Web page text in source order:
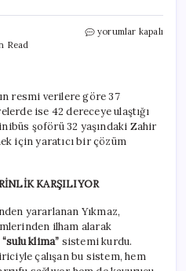
Read
Kan
oluyor:
Minibüste
ezber
bozan
not
yorumlar kapalı
resmi verilere göre 37
ise 42 dereceye ulaştığı
şoförü 32 yaşındaki Zahir
için yaratıcı bir çözüm
KARŞILIYOR
yararlanan Yıkmaz,
ilham alarak
“sulu klima” sistemi kurdu.
çalışan bu sistem, hem